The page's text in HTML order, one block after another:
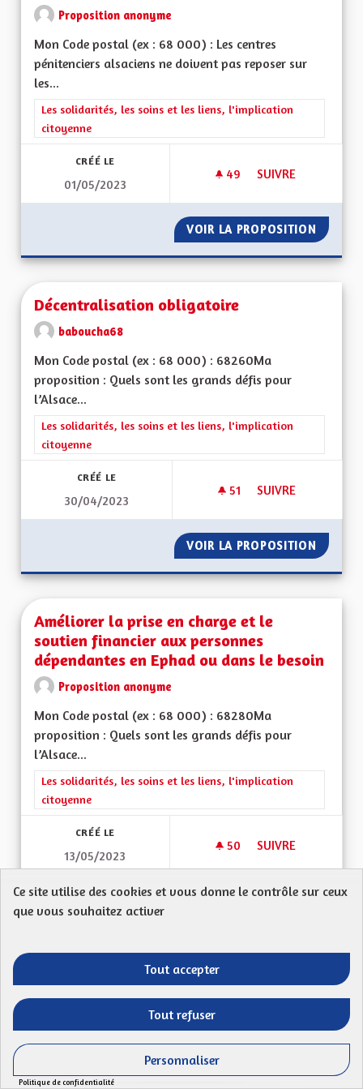
Proposition anonyme
Mon Code postal (ex : 68 000) : Les centres
pénitenciers alsaciens ne doivent pas reposer sur
les...
Filtrer les résultats de la catégorie : Les solidarités, les soins
Les solidarités, les soins et les liens, l'implication
citoyenne
CRÉÉ LE
01/05/2023
49 49 ABONNÉS
SUIVRE
VOIR LA PROPOSITION
Décentralisation obligatoire
baboucha68
Mon Code postal (ex : 68 000) : 68260Ma
proposition : Quels sont les grands défis pour
l’Alsace...
Filtrer les résultats de la catégorie : Les solidarités, les soins
Les solidarités, les soins et les liens, l'implication
citoyenne
CRÉÉ LE
30/04/2023
51 51 ABONNÉS
SUIVRE
VOIR LA PROPOSITION
Améliorer la prise en charge et le
soutien financier aux personnes
dépendantes en Ephad ou dans le besoin
Proposition anonyme
Mon Code postal (ex : 68 000) : 68280Ma
proposition : Quels sont les grands défis pour
l’Alsace...
Filtrer les résultats de la catégorie : Les solidarités, les soins
Les solidarités, les soins et les liens, l'implication
citoyenne
CRÉÉ LE
13/05/2023
50 50 ABONNÉS
SUIVRE
VOIR LA PROPOSITION
La gestion des hôpitaux et la santé
doivent être en Alsace une compétence
exclusive d’une collectivité territoriale
à statut particulier.
Unser Land Mouvement Alsacien
Ce site utilise des cookies et vous donne le contrôle sur ceux
que vous souhaitez activer
Tout accepter
Tout refuser
Personnaliser
Politique de confidentialité